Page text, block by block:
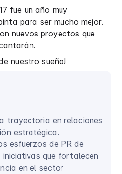
fue un año muy
para ser mucho mejor.
nuevos proyectos que
nuestro sueño!
trayectoria en relaciones
estratégica.
esfuerzos de PR de
iniciativas que fortalecen
en el sector